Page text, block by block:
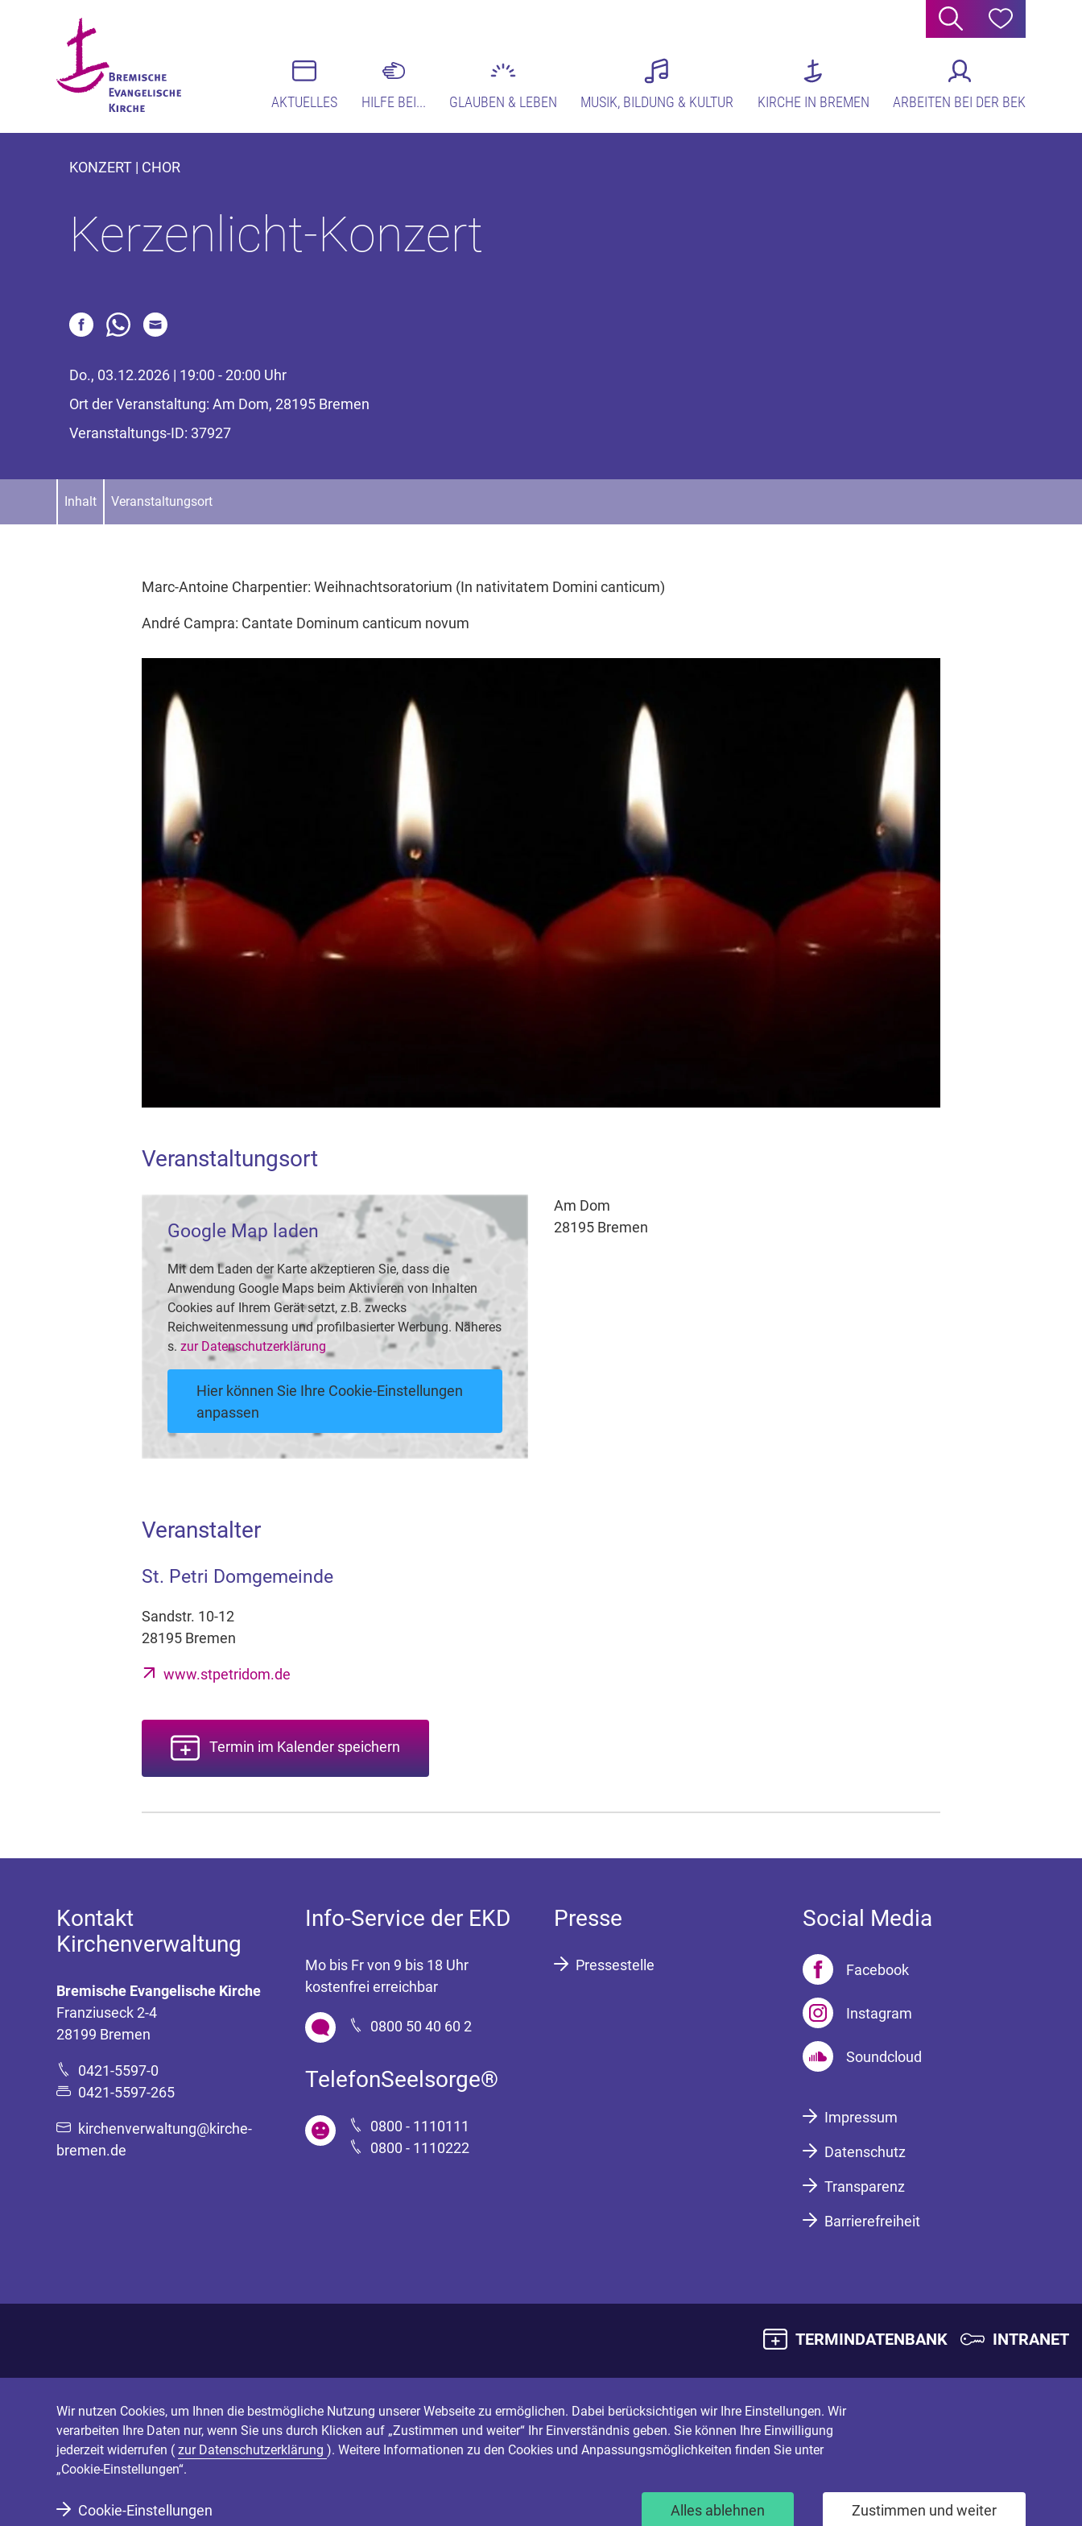
Suche Hilfe
AKTUELLES HILFE BEI... GLAUBEN & LEBEN MUSIK, BILDUNG & KULTUR KIRCHE IN BREMEN ARBEITEN BEI DER BEK
KONZERT | CHOR
Kerzenlicht-Konzert
Do., 03.12.2026 | 19:00 - 20:00 Uhr
Ort der Veranstaltung: Am Dom, 28195 Bremen
Veranstaltungs-ID: 37927
Inhalt Veranstaltungsort
Marc-Antoine Charpentier: Weihnachtsoratorium (In nativitatem Domini canticum)
André Campra: Cantate Dominum canticum novum
Veranstaltungsort
Google Map laden
Mit dem Laden der Karte akzeptieren Sie, dass die
Anwendung Google Maps beim Aktivieren von Inhalten
Cookies auf Ihrem Gerät setzt, z.B. zwecks
Reichweitenmessung und profilbasierter Werbung. Näheres
s. zur Datenschutzerklärung
Hier können Sie Ihre Cookie-Einstellungen
anpassen
Am Dom
28195 Bremen
Veranstalter
St. Petri Domgemeinde
Sandstr. 10-12
28195 Bremen
www.stpetridom.de
Termin im Kalender speichern
Kontakt
Kirchenverwaltung
Bremische Evangelische Kirche
Franziuseck 2-4
28199 Bremen
0421-5597-0
0421-5597-265
kirchenverwaltung@kirche-
bremen.de
Info-Service der EKD
Mo bis Fr von 9 bis 18 Uhr
kostenfrei erreichbar
0800 50 40 60 2
TelefonSeelsorge®
0800 - 1110111
0800 - 1110222
Presse
Pressestelle
Social Media
Facebook
Instagram
Soundcloud
Impressum
Datenschutz
Transparenz
Barrierefreiheit
TERMINDATENBANK INTRANET
Wir nutzen Cookies, um Ihnen die bestmögliche Nutzung unserer Webseite zu ermöglichen. Dabei berücksichtigen wir Ihre Einstellungen. Wir
verarbeiten Ihre Daten nur, wenn Sie uns durch Klicken auf „Zustimmen und weiter“ Ihr Einverständnis geben. Sie können Ihre Einwilligung
jederzeit widerrufen ( zur Datenschutzerklärung ). Weitere Informationen zu den Cookies und Anpassungsmöglichkeiten finden Sie unter
„Cookie-Einstellungen“.
Cookie-Einstellungen Alles ablehnen Zustimmen und weiter